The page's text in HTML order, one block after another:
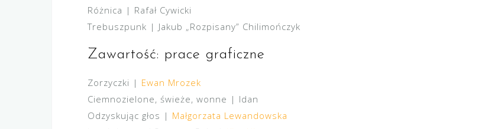
Różnica | Rafał Cywicki
Trebuszpunk | Jakub „Rozpisany” Chilimończyk
Zawartość: prace graficzne
Zorzyczki | Ewan Mrozek
Ciemnozielone, świeże, wonne | Idan
Odzyskując głos | Małgorzata Lewandowska